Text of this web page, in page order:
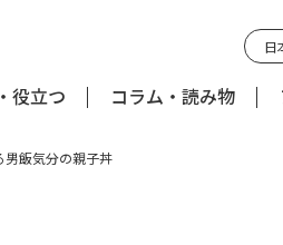
日
役立つ コラム・読み物
男飯気分の親子丼